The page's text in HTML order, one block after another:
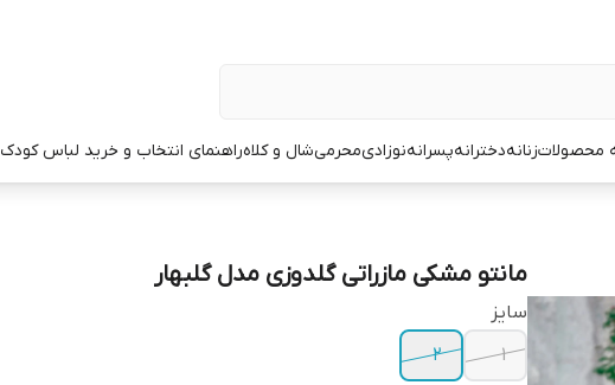
محصولاتزنانهدخترانهپسرانهنوزادیمحرمیشال و کلاهراهنمای انتخاب و خرید لباس کودک
مانتو مشکی مازراتی گلدوزی مدل گلبهار
سایز
۱
۲